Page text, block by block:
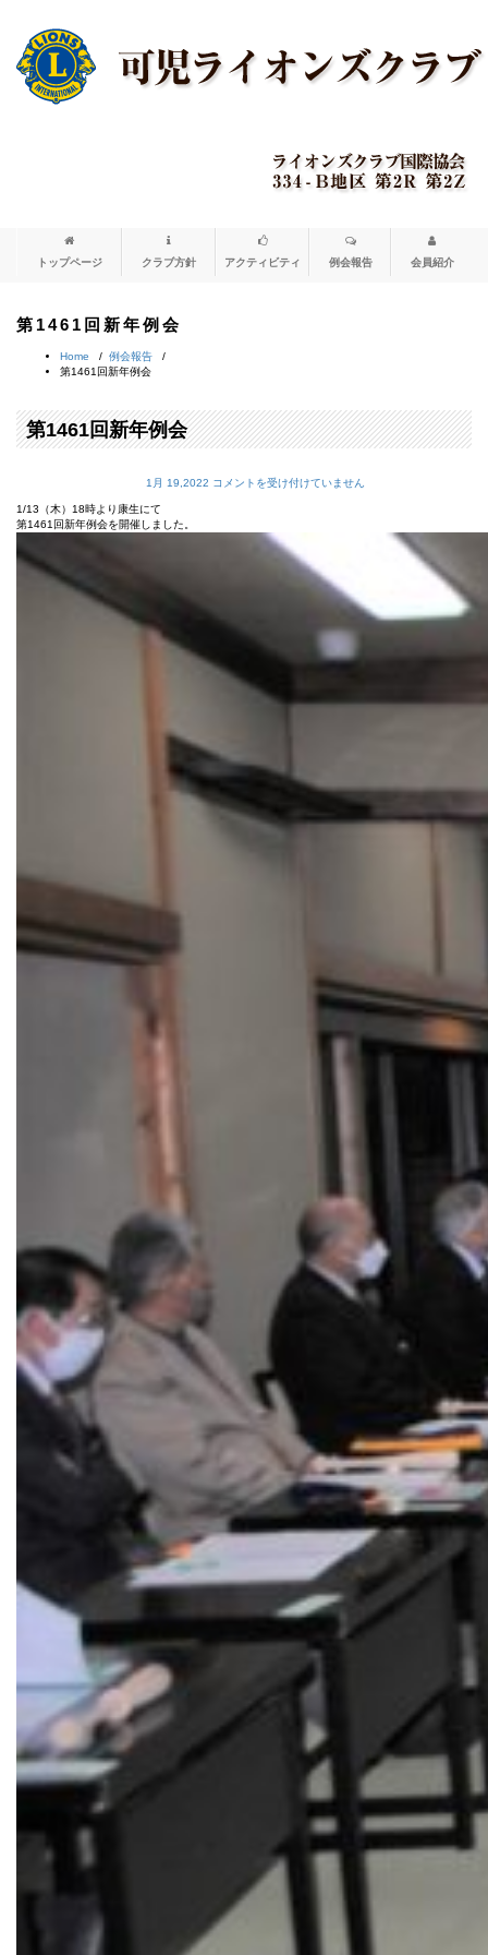
トップページ クラブ方針 アクティビティ 例会報告 会員紹介
第1461回新年例会
Home / 例会報告 /
第1461回新年例会
第1461回新年例会
1月 19,2022 第
コメントを受け付けていません
1/13（木）18時より康生にて
第1461回新年例会を開催しました。